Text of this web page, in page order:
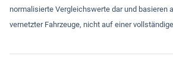
normalisierte Vergleichswerte dar und basieren
vernetzter Fahrzeuge, nicht auf einer